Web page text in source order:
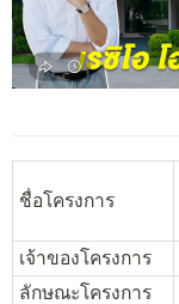
ชื่อโครงการ
เจ้าของโครงการ
ลักษณะโครงการ